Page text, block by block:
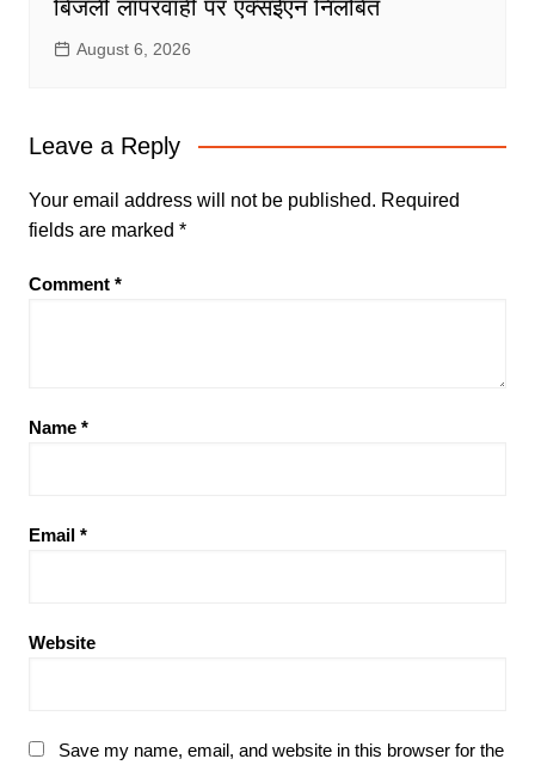
बिजली लापरवाही पर एक्सईएन निलंबित
August 6, 2026
Leave a Reply
Your email address will not be published. Required
fields are marked *
Comment *
Name *
Email *
Website
Save my name, email, and website in this browser for the